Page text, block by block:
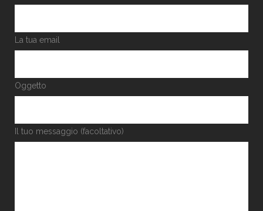
La tua email
Oggetto
Il tuo messaggio (facoltativo)